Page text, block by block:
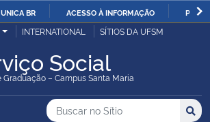
IR
O
BR ACESSO À INFORMAÇÃO
Pública
INTERNATIONAL SÍTIOS DA UFSM
Social
Graduação – Campus Santa Maria
Principal do Sítio
Busca
Buscar no no Sítio
Busca: